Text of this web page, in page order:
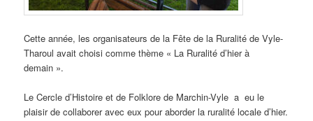
Cette année, les organisateurs de la Fête de la Ruralité de Vyle-
Tharoul avait choisi comme thème « La Ruralité d’hier à
demain ».
Le Cercle d’Histoire et de Folklore de Marchin-Vyle a eu le
plaisir de collaborer avec eux pour aborder la ruralité locale d’hier.